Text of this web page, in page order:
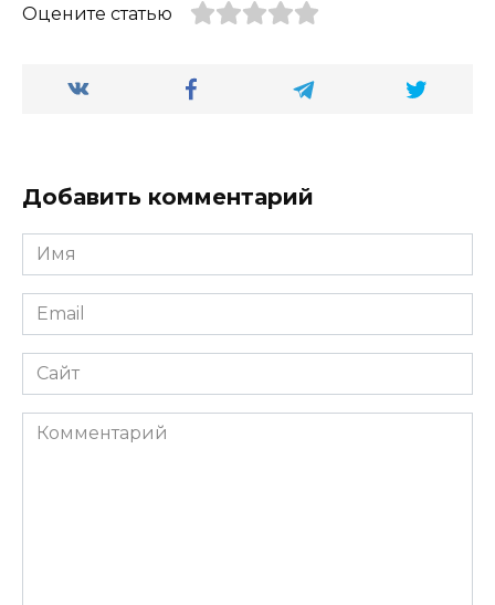
Оцените статью
Добавить комментарий
Имя
*
Email
*
Сайт
Комментарий